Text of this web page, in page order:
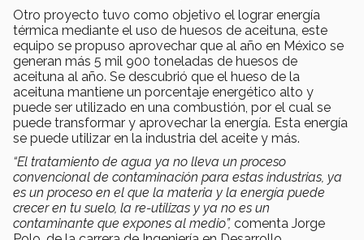
Otro proyecto tuvo como objetivo el lograr energía
térmica mediante el uso de huesos de aceituna, este
equipo se propuso aprovechar que al año en México se
generan más 5 mil 900 toneladas de huesos de
aceituna al año. Se descubrió que el hueso de la
aceituna mantiene un porcentaje energético alto y
puede ser utilizado en una combustión, por el cual se
puede transformar y aprovechar la energía. Esta energía
se puede utilizar en la industria del aceite y más.
“El tratamiento de agua ya no lleva un proceso
convencional de contaminación para estas industrias, ya
es un proceso en el que la materia y la energía puede
crecer en tu suelo, la re-utilizas y ya no es un
contaminante que expones al medio”, comenta Jorge